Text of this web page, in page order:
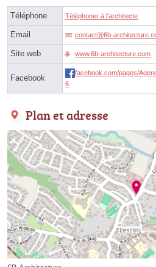
Téléphone Téléphoner à l'architecte
Email contactⓐ6b-
Site web www.6b-architecture.com
Facebook
facebook.com/pages/
6
Plan et adresse